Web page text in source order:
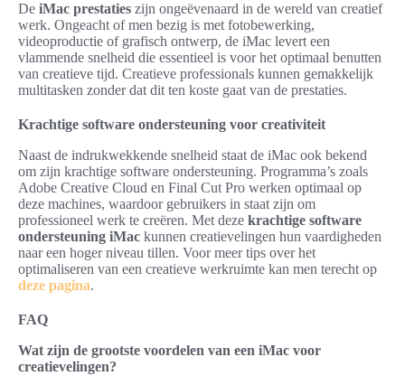
De iMac prestaties zijn ongeëvenaard in de wereld van creatief
werk. Ongeacht of men bezig is met fotobewerking,
videoproductie of grafisch ontwerp, de iMac levert een
vlammende snelheid die essentieel is voor het optimaal benutten
van creatieve tijd. Creatieve professionals kunnen gemakkelijk
multitasken zonder dat dit ten koste gaat van de prestaties.
Krachtige software ondersteuning voor creativiteit
Naast de indrukwekkende snelheid staat de iMac ook bekend
om zijn krachtige software ondersteuning. Programma’s zoals
Adobe Creative Cloud en Final Cut Pro werken optimaal op
deze machines, waardoor gebruikers in staat zijn om
professioneel werk te creëren. Met deze krachtige software
ondersteuning iMac kunnen creatievelingen hun vaardigheden
naar een hoger niveau tillen. Voor meer tips over het
optimaliseren van een creatieve werkruimte kan men terecht op
deze pagina.
FAQ
Wat zijn de grootste voordelen van een iMac voor
creatievelingen?